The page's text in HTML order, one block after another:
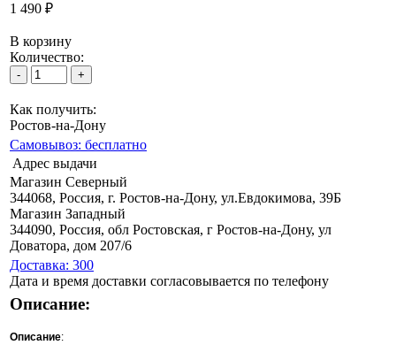
1 490 ₽
В корзину
Количество:
Как получить:
Ростов-на-Дону
Самовывоз: бесплатно
Адрес выдачи
Магазин Северный
344068, Россия, г. Ростов-на-Дону, ул.Евдокимова, 39Б
Магазин Западный
344090, Россия, обл Ростовская, г Ростов-на-Дону, ул
Доватора, дом 207/6
Доставка: 300
Дата и время доставки согласовывается по телефону
Описание:
Описание: